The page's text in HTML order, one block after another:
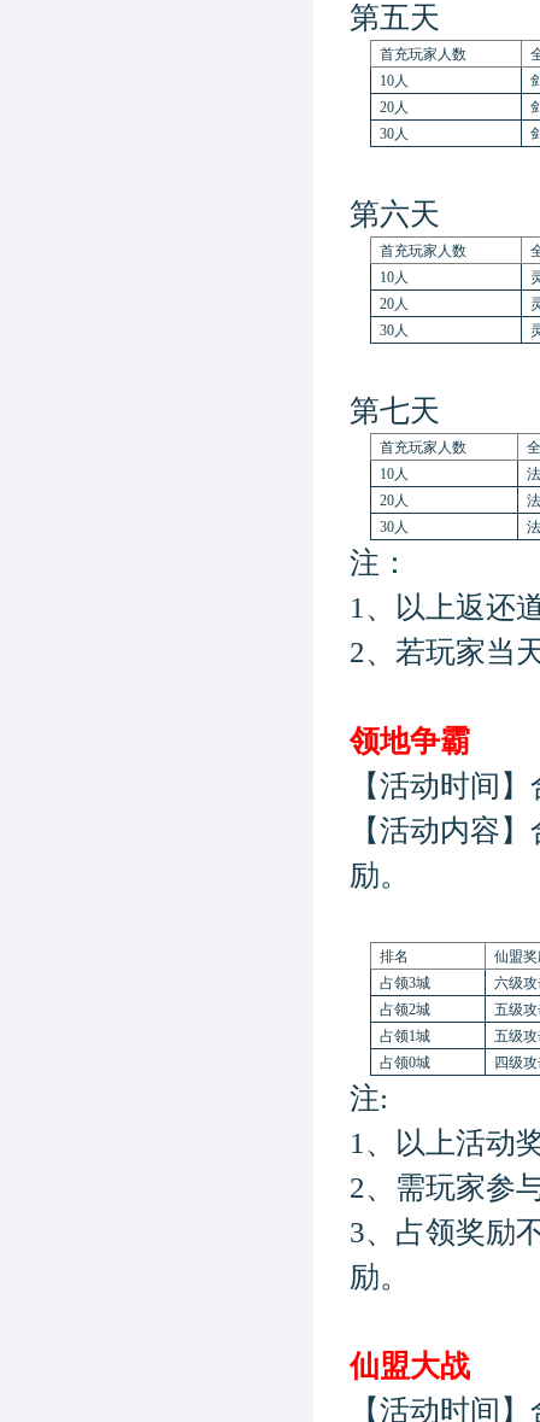
第五天
首充玩家人数
10人
20人
30人
第六天
首充玩家人数
10人
20人
30人
第七天
首充玩家人数
10人
20人
30人
注：
1、以上返还
2、若玩家当
领地争霸
【活动时间】
【活动内容】
励。
排名
仙盟奖
占领3城
六级
占领2城
五级
占领1城
五级
占领0城 四级
注:
1、以上活动
2、需玩家参
3、占领奖励
励。
仙盟大战
【活动时间】